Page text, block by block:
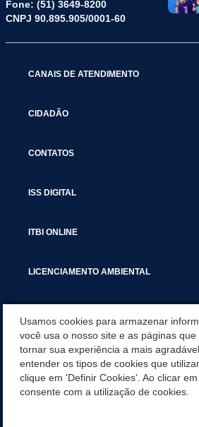
Fone: (51) 3649-8200
CNPJ 90.895.905/0001-60
CANAIS DE ATENDIMENTO
CIDADÃO
CONTATOS
ISS DIGITAL
ITBI ONLINE
LICENCIAMENTO AMBIENTAL
SERVIÇOS
SERVIÇOS DO DEPARTAMENTO DE
Usamos cookies para armazenar
você usa o nosso site e as páginas que
tornar sua experiência a mais
entender os tipos de cookies que
clique em 'Definir Cookies'. Ao clicar
consente com a utilização de cookies.